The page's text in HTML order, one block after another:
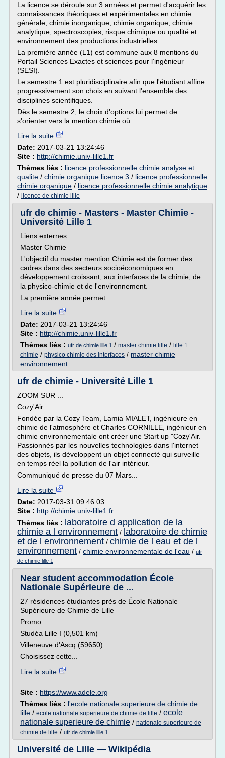
La licence se déroule sur 3 années et permet d'acquérir les
connaissances théoriques et expérimentales en chimie
générale, chimie inorganique, chimie organique, chimie
analytique, spectroscopies, risque chimique ou qualité et
environnement des productions industrielles.
La première année (L1) est commune aux 8 mentions du
Portail Sciences Exactes et sciences pour l'ingénieur
(SESI).
Le semestre 1 est pluridisciplinaire afin que l'étudiant affine
progressivement son choix en suivant l'ensemble des
disciplines scientifiques.
Dès le semestre 2, le choix d'options lui permet de
s'orienter vers la mention chimie où...
Lire la suite
Date: 2017-03-21 13:24:46
Site : http://chimie.univ-lille1.fr
Thèmes liés : licence professionnelle chimie analyse et
qualite / chimie organique licence 3 / licence professionnelle
chimie organique / licence professionnelle chimie analytique
/ licence de chimie lille
ufr de chimie - Masters - Master Chimie -
Université Lille 1
Liens externes
Master Chimie
L'objectif du master mention Chimie est de former des
cadres dans des secteurs socioéconomiques en
développement croissant, aux interfaces de la chimie, de
la physico-chimie et de l'environnement.
La première année permet...
Lire la suite
Date: 2017-03-21 13:24:46
Site : http://chimie.univ-lille1.fr
Thèmes liés : ufr de chimie lille 1 / master chimie lille / lille 1
chimie / physico chimie des interfaces / master chimie
environnement
ufr de chimie - Université Lille 1
ZOOM SUR ...
Cozy'Air
Fondée par la Cozy Team, Lamia MIALET, ingénieure en
chimie de l'atmosphère et Charles CORNILLE, ingénieur en
chimie environnementale ont créer une Start up "Cozy'Air.
Passionnés par les nouvelles technologies dans l'internet
des objets, ils développent un objet connecté qui surveille
en temps réel la pollution de l'air intérieur.
Communiqué de presse du 07 Mars...
Lire la suite
Date: 2017-03-31 09:46:03
Site : http://chimie.univ-lille1.fr
Thèmes liés : laboratoire d application de la
chimie a l environnement / laboratoire de chimie
et de l environnement / chimie de l eau et de l
environnement / chimie environnementale de l'eau / ufr
de chimie lille 1
Near student accommodation École
Nationale Supérieure de ...
27 résidences étudiantes près de École Nationale
Supérieure de Chimie de Lille
Promo
Studéa Lille I (0,501 km)
Villeneuve d'Ascq (59650)
Choisissez cette...
Lire la suite
Site : https://www.adele.org
Thèmes liés : l'ecole nationale superieure de chimie de
lille / ecole nationale superieure de chimie de lille / ecole
nationale superieure de chimie / nationale superieure de
chimie de lille / ufr de chimie lille 1
Université de Lille — Wikipédia